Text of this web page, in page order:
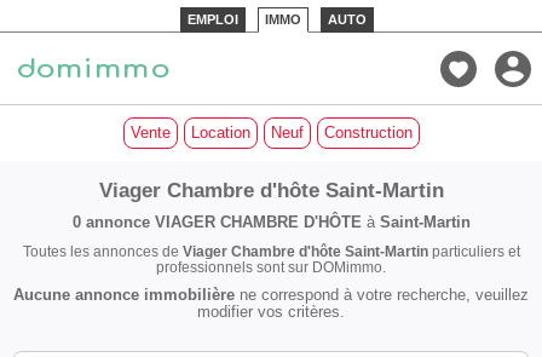
EMPLOI IMMO AUTO
Vente Location Neuf Construction
Viager Chambre d'hôte Saint-Martin
0 annonce VIAGER CHAMBRE D'HÔTE à Saint-Martin
Toutes les annonces de Viager Chambre d'hôte Saint-Martinparticuliers et
professionnels sont sur DOMimmo.
Aucune annonce immobilière ne correspond à votre recherche, veuillez
modifier vos critères.